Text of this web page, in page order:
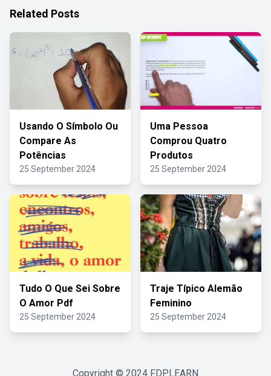
Related Posts
Usando O Símbolo Ou
Compare As
Potências
25 September 2024
Uma Pessoa
Comprou Quatro
Produtos
25 September 2024
Tudo O Que Sei Sobre
O Amor Pdf
25 September 2024
Traje Típico Alemão
Feminino
25 September 2024
Copyright © 2024 FDPLEARN